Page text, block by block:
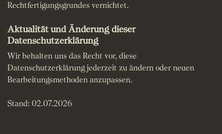
Rechtfertigungsgrundes vernichtet.
Aktualität und Änderung dieser
Datenschutzerklärung
Wir behalten uns das Recht vor, diese
Datenschutzerklärung jederzeit zu ändern oder neuen
Bearbeitungsmethoden anzupassen.
Stand: 02.07.2026